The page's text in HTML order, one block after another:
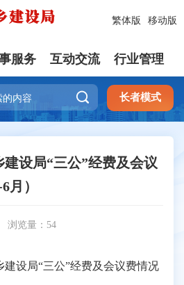
繁体版 移动版
服务 互动交流 行业管理
 长者模式
设局“三公”经费及会议
月）
浏览量： 54
设局“三公”经费及会议费情况